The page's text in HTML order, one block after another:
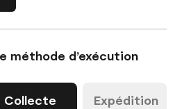
méthode d’exécution
Collecte
Expédition